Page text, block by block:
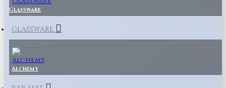
Glassware
GLASSWARE
Alchemy